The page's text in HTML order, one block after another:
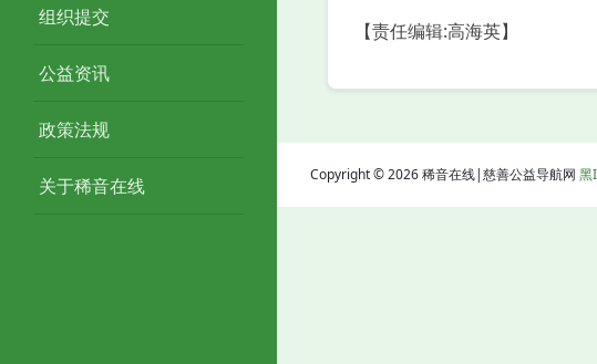
组织提交
公益资讯
政策法规
关于稀音在线
【责任编辑:高海英】
Copyright © 2026 稀音在线|慈善公益导航网 黑